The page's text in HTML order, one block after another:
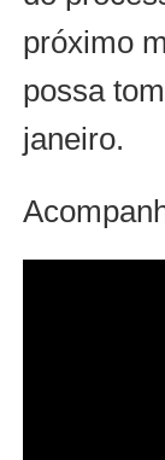
próximo
possa
janeiro.